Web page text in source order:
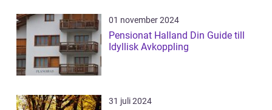
01 november 2024
Pensionat Halland Din Guide till
Idyllisk Avkoppling
31 juli 2024